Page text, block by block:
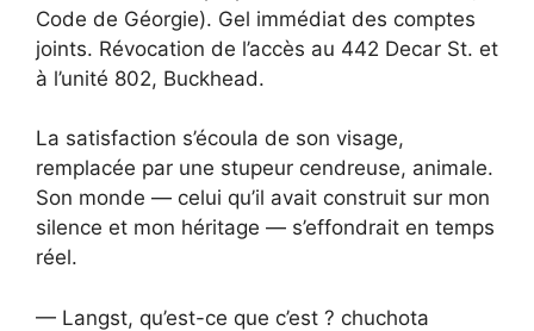
Code de Géorgie). Gel immédiat des comptes
joints. Révocation de l’accès au 442 Decar St. et
à l’unité 802, Buckhead.
La satisfaction s’écoula de son visage,
remplacée par une stupeur cendreuse, animale.
Son monde — celui qu’il avait construit sur mon
silence et mon héritage — s’effondrait en temps
réel.
— Langst, qu’est-ce que c’est ? chuchota